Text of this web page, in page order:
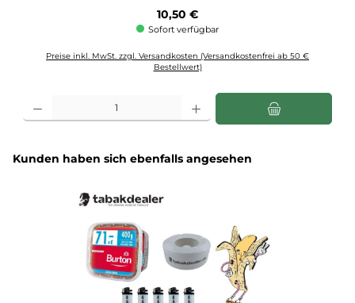
Regulärer Preis:
10,50 €
Sofort verfügbar
Preise inkl. MwSt. zzgl. Versandkosten (Versandkostenfrei ab 50 €
Bestellwert)
Produkt Anzahl: Gib den gewünschten Wert ein oder benutze die Schaltflächen
Produktgalerie überspringen
Kunden haben sich ebenfalls angesehen